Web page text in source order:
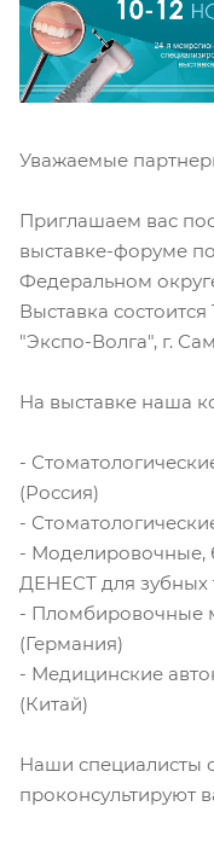
Уважаемые
Приглашаем вас
выставке-форуме
Федеральном
Выставка
"Экспо-Волга", г.
На выставке наша
-
(Россия)
-
- Моделировочные,
ДЕНЕСТ для зубных
- Пломбировочные
(Германия)
- Медицинские
(Китай)
Наши специалисты
проконсультируют